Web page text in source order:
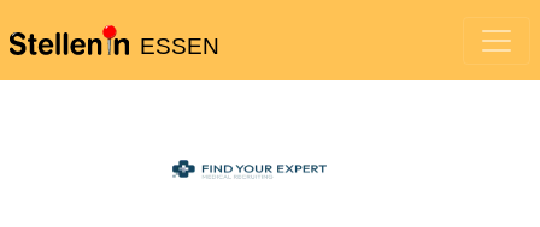
ESSEN